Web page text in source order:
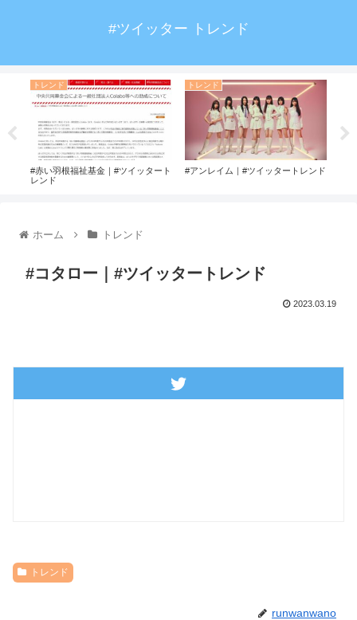
#ツイッター トレンド
トレンド
#赤い羽根福祉基金｜#ツイッタート
レンド
トレンド
#アンレイム｜#ツイッタートレンド
ホーム トレンド
#コタロー｜#ツイッタートレンド
2023.03.19
トレンド
runwanwano